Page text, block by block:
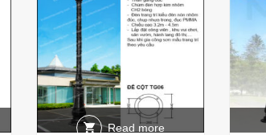
Read more